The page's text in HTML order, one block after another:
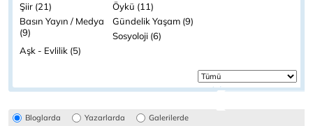
Şiir (21)
Öykü (11)
Basın Yayın / Medya
(9)
Gündelik Yaşam (9)
Sosyoloji (6)
Aşk - Evlilik (5)
Bloglarda Yazarlarda Galerilerde